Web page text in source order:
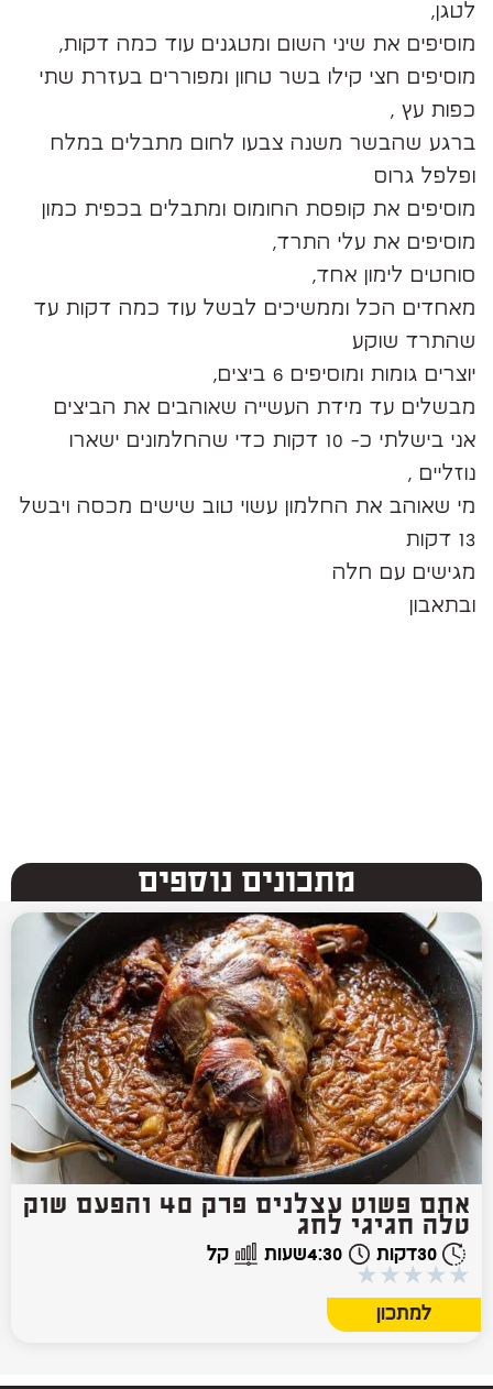
לטגן,
מוסיפים את שיני השום ומטגנים עוד כמה דקות,
מוסיפים חצי קילו בשר טחון ומפוררים בעזרת שתי
כפות עץ ,
ברגע שהבשר משנה צבעו לחום מתבלים במלח
ופלפל גרוס
מוסיפים את קופסת החומוס ומתבלים בכפית כמון
מוסיפים את עלי התרד,
סוחטים לימון אחד,
מאחדים הכל וממשיכים לבשל עוד כמה דקות עד
שהתרד שוקע
יוצרים גומות ומוסיפים 6 ביצים,
מבשלים עד מידת העשייה שאוהבים את הביצים
אני בישלתי כ- 10 דקות כדי שהחלמונים ישארו
נוזליים ,
מי שאוהב את החלמון עשוי טוב שישים מכסה ויבשל
13 דקות
מגישים עם חלה
ובתאבון
מתכונים נוספים
אתם פשוט עצלנים פרק 40 והפעם שוק
טלה חגיגי לחג
30דקות 4:30שעות קל
★
★
★
★
★
למתכון